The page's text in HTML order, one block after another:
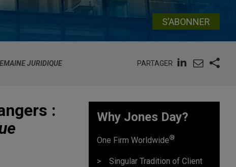
S’ABONNER
JURIDIQUE
PARTAGER
:
Why Jones Day?
One Firm Worldwide®
Singular Tradition of Client